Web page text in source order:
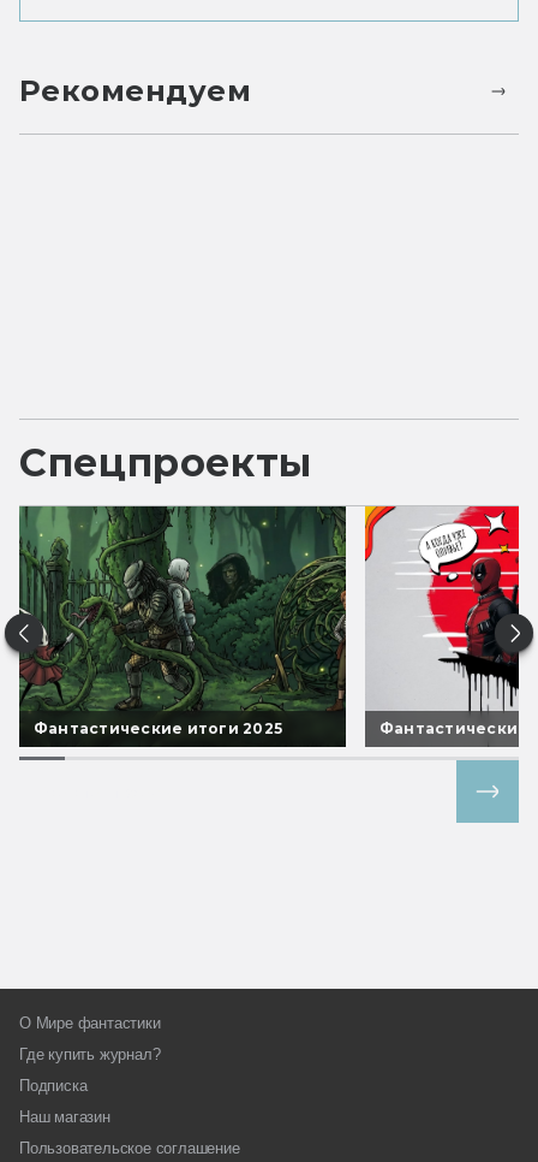
Рекомендуем
Спецпроекты
Фантастические итоги 2025 Фантастические
О Мире фантастики
Где купить журнал?
Подписка
Наш магазин
Пользовательское соглашение